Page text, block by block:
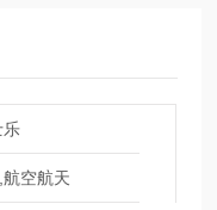
乐
空航天